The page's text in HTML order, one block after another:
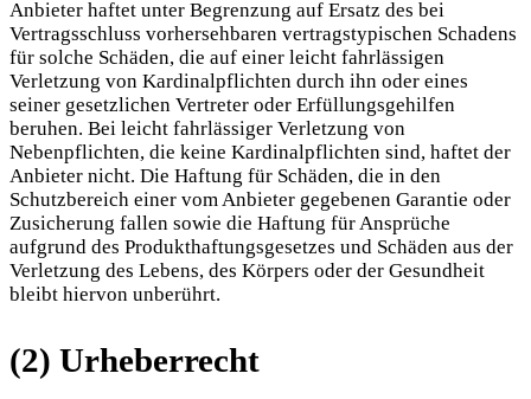
Anbieter haftet unter Begrenzung auf Ersatz des bei
Vertragsschluss vorhersehbaren vertragstypischen Schadens
für solche Schäden, die auf einer leicht fahrlässigen
Verletzung von Kardinalpflichten durch ihn oder eines
seiner gesetzlichen Vertreter oder Erfüllungsgehilfen
beruhen. Bei leicht fahrlässiger Verletzung von
Nebenpflichten, die keine Kardinalpflichten sind, haftet der
Anbieter nicht. Die Haftung für Schäden, die in den
Schutzbereich einer vom Anbieter gegebenen Garantie oder
Zusicherung fallen sowie die Haftung für Ansprüche
aufgrund des Produkthaftungsgesetzes und Schäden aus der
Verletzung des Lebens, des Körpers oder der Gesundheit
bleibt hiervon unberührt.
(2) Urheberrecht